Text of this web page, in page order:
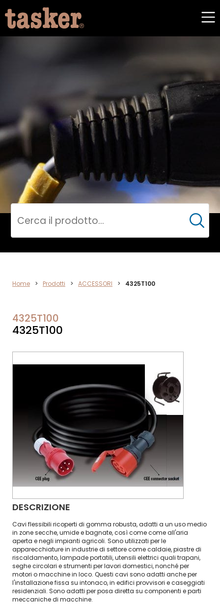
ACCESSORI
Cerca
Home > Prodotti > ACCESSORI > 4325T100
4325T100
4325T100
DESCRIZIONE
Cavi flessibili ricoperti di gomma robusta, adatti a un uso medio
in zone secche, umide e bagnate, così come come all'aria
aperta e negli impianti agricoli. Sono utilizzati per le
apparecchiature in industrie di settore come caldaie, piastre di
riscaldamento, lampade portatili, utensili elettrici quali trapani,
seghe circolari e strumenti per lavori domestici, nonché per
motori o macchine in loco. Questi cavi sono adatti anche per
l'installazione fissa su intonaco, in edifici provvisori e caseggiati
residenziali. Sono adatti per posa diretta su componenti e parti
meccaniche di macchine.